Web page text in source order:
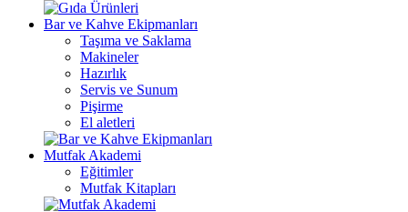
Bar ve Kahve Ekipmanları
Taşıma ve Saklama
Makineler
Hazırlık
Servis ve Sunum
Pişirme
El aletleri
Mutfak Akademi
Eğitimler
Mutfak Kitapları